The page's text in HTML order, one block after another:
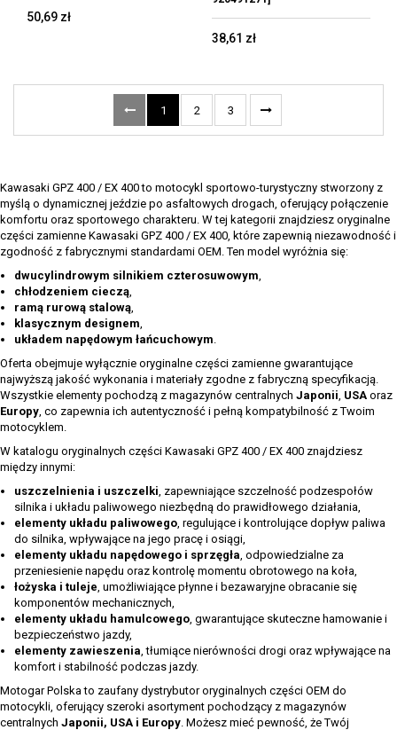
50,69 zł
38,61 zł
1 2 3
Kawasaki GPZ 400 / EX 400 to motocykl sportowo-turystyczny stworzony z
myślą o dynamicznej jeździe po asfaltowych drogach, oferujący połączenie
komfortu oraz sportowego charakteru. W tej kategorii znajdziesz oryginalne
części zamienne Kawasaki GPZ 400 / EX 400, które zapewnią niezawodność i
zgodność z fabrycznymi standardami OEM. Ten model wyróżnia się:
dwucylindrowym silnikiem czterosuwowym,
chłodzeniem cieczą,
ramą rurową stalową,
klasycznym designem,
układem napędowym łańcuchowym.
Oferta obejmuje wyłącznie oryginalne części zamienne gwarantujące
najwyższą jakość wykonania i materiały zgodne z fabryczną specyfikacją.
Wszystkie elementy pochodzą z magazynów centralnych Japonii, USA oraz
Europy, co zapewnia ich autentyczność i pełną kompatybilność z Twoim
motocyklem.
W katalogu oryginalnych części Kawasaki GPZ 400 / EX 400 znajdziesz
między innymi:
uszczelnienia i uszczelki, zapewniające szczelność podzespołów
silnika i układu paliwowego niezbędną do prawidłowego działania,
elementy układu paliwowego, regulujące i kontrolujące dopływ paliwa
do silnika, wpływające na jego pracę i osiągi,
elementy układu napędowego i sprzęgła, odpowiedzialne za
przeniesienie napędu oraz kontrolę momentu obrotowego na koła,
łożyska i tuleje, umożliwiające płynne i bezawaryjne obracanie się
komponentów mechanicznych,
elementy układu hamulcowego, gwarantujące skuteczne hamowanie i
bezpieczeństwo jazdy,
elementy zawieszenia, tłumiące nierówności drogi oraz wpływające na
komfort i stabilność podczas jazdy.
Motogar Polska to zaufany dystrybutor oryginalnych części OEM do
motocykli, oferujący szeroki asortyment pochodzący z magazynów
centralnych Japonii, USA i Europy. Możesz mieć pewność, że Twój